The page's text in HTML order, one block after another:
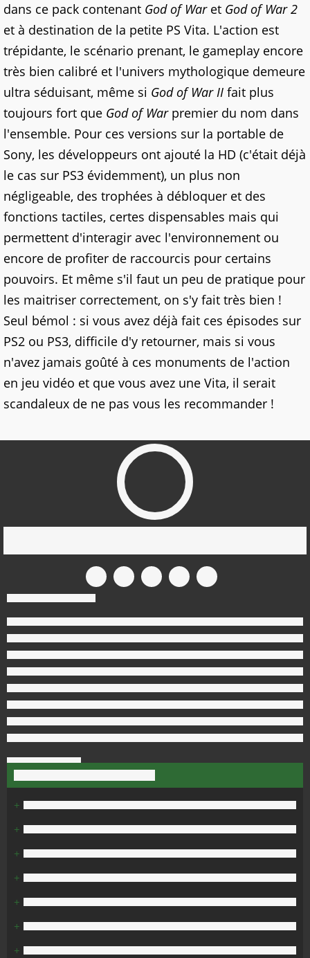
dans ce pack contenant God of Waret God of War 2
et à destination de la petite PS Vita. L'action est
trépidante, le scénario prenant, le gameplay encore
très bien calibré et l'univers mythologique demeure
ultra séduisant, même si God of War II fait plus
toujours fort que God of Warpremier du nom dans
l'ensemble. Pour ces versions sur la portable de
Sony, les développeurs ont ajouté la HD (c'était déjà
le cas sur PS3 évidemment), un plus non
négligeable, des trophées à débloquer et des
fonctions tactiles, certes dispensables mais qui
permettent d'interagir avec l'environnement ou
encore de profiter de raccourcis pour certains
pouvoirs. Et même s'il faut un peu de pratique pour
les maitriser correctement, on s'y fait très bien !
Seul bémol : si vous avez déjà fait ces épisodes sur
PS2 ou PS3, difficile d'y retourner, mais si vous
n'avez jamais goûté à ces monuments de l'action
en jeu vidéo et que vous avez une Vita, il serait
scandaleux de ne pas vous les recommander !
+
+
+
+
+
+
+